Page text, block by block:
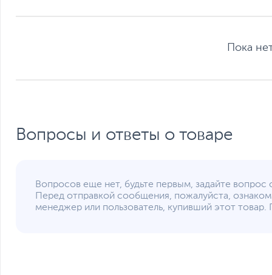
Пока
Вопросы и ответы о товаре
Вопросов еще нет, будьте первым, задайте
Перед отправкой сообщения, пожалуйста,
менеджер или пользователь, купивший этот